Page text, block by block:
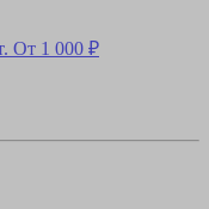
От 1 000 ₽